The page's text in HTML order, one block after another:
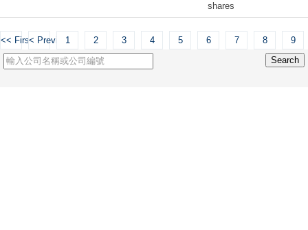
shares
<< First< Previous1 2 3 4 5 6 7 8 9